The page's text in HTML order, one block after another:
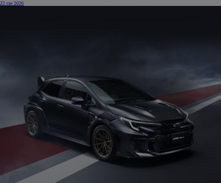
22 cze 2026